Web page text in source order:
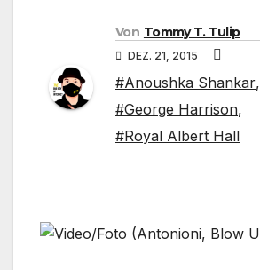
Von Tommy T. Tulip
DEZ. 21, 2015
#Anoushka Shankar,
#George Harrison,
#Royal Albert Hall